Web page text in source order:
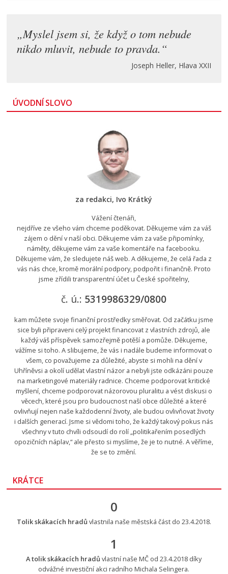
„Myslel jsem si, že když o tom nebude
nikdo mluvit, nebude to pravda.“
Joseph Heller, Hlava XXII
ÚVODNÍ SLOVO
za redakci, Ivo Krátký
Vážení čtenáři,
nejdříve ze všeho vám chceme poděkovat. Děkujeme vám za váš
zájem o dění v naší obci. Děkujeme vám za vaše připomínky,
náměty, děkujeme vám za vaše komentáře na facebooku.
Děkujeme vám, že sledujete náš web. A děkujeme, že celá řada z
vás nás chce, kromě morální podpory, podpořit i finančně. Proto
jsme zřídili transparentní účet u České spořitelny,
č. ú.: 5319986329/0800
kam můžete svoje finanční prostředky směřovat. Od začátku jsme
sice byli připraveni celý projekt financovat z vlastních zdrojů, ale
každý váš příspěvek samozřejmě potěší a pomůže. Děkujeme,
vážíme si toho. A slibujeme, že vás i nadále budeme informovat o
všem, co považujeme za důležité, abyste si mohli na dění v
Uhříněvsi a okolí udělat vlastní názor a nebyli jste odkázáni pouze
na marketingové materiály radnice. Chceme podporovat kritické
myšlení, chceme podporovat názorovou pluralitu a vést diskusi o
věcech, které jsou pro budoucnost naší obce důležité a které
ovlivňují nejen naše každodenní životy, ale budou ovlivňovat životy
i dalších generací. Jsme si vědomi toho, že každý takový pokus nás
všechny v tuto chvíli odsoudí do rolí „politikařením posedlých
opozičních náplav,“ ale přesto si myslíme, že je to nutné. A věříme,
že se to změní.
KRÁTCE
0
Tolik skákacích hradů vlastnila naše městská část do 23.4.2018.
1
A tolik skákacích hradů vlastní naše MČ od 23.4.2018 díky
odvážné investiční akci radního Michala Selingera.